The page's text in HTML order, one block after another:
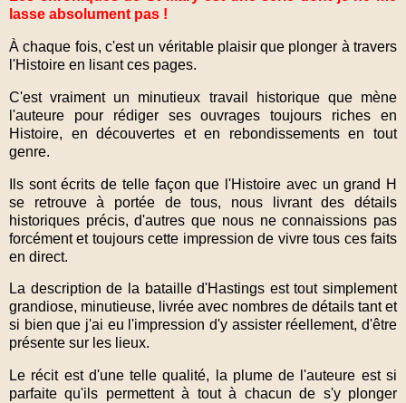
lasse absolument pas !
À chaque fois, c'est un véritable plaisir que plonger à travers
l'Histoire en lisant ces pages.
C'est vraiment un minutieux travail historique que mène
l'auteure pour rédiger ses ouvragestoujours riches en
Histoire, en découvertes et en rebondissements en tout
genre.
Ils sont écrits de telle façon que l'Histoire avec un grand H
se retrouve à portée de tous, nous livrantdes détails
historiques précis, d'autres que nous ne connaissions pas
forcément et toujours cette impression de vivre tous ces faits
en direct.
La description de la bataille d'Hastings est tout simplement
grandiose, minutieuse, livrée avec nombres de détails tant et
si bien que j'ai eu l'impression d'y assister réellement, d'être
présente sur les lieux.
Le récit est d'une telle qualité, la plume de l'auteure est si
parfaite qu'ils permettent à tout à chacun de s'y plonger